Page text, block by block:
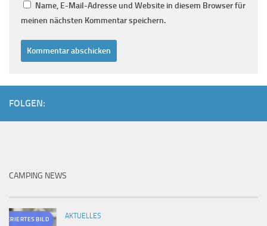
Name, E-Mail-Adresse und Website in diesem Browser für
meinen nächsten Kommentar speichern.
FOLGEN:
CAMPING NEWS
BILD AKTUELLES